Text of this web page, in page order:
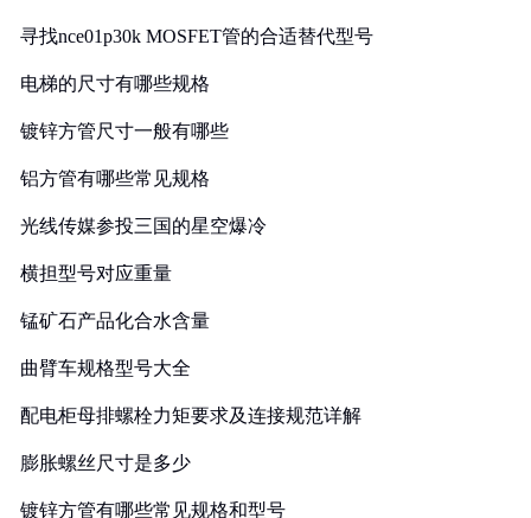
寻找nce01p30k MOSFET管的合适替代型号
电梯的尺寸有哪些规格
镀锌方管尺寸一般有哪些
铝方管有哪些常见规格
光线传媒参投三国的星空爆冷
横担型号对应重量
锰矿石产品化合水含量
曲臂车规格型号大全
配电柜母排螺栓力矩要求及连接规范详解
膨胀螺丝尺寸是多少
镀锌方管有哪些常见规格和型号